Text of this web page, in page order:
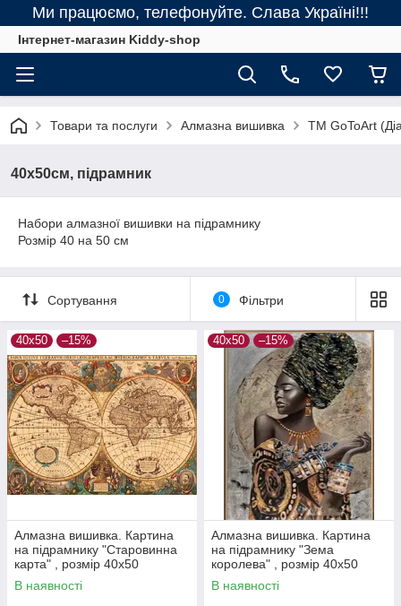
Ми працюємо, телефонуйте. Слава Україні!!!
Інтернет-магазин Kiddy-shop
Товари та послуги Алмазна вишивка ТМ GoToArt
40х50см, підрамник
Набори алмазної вишивки на підрамнику
Розмір 40 на 50 см
Сортування 0 Фільтри
40х50 –15%
Алмазна вишивка. Картина
на підрамнику "Старовинна
карта" , розмір 40х50
В наявності
40х50 –15%
Алмазна вишивка. Картина
на підрамнику "Зема
королева" , розмір 40х50
В наявності